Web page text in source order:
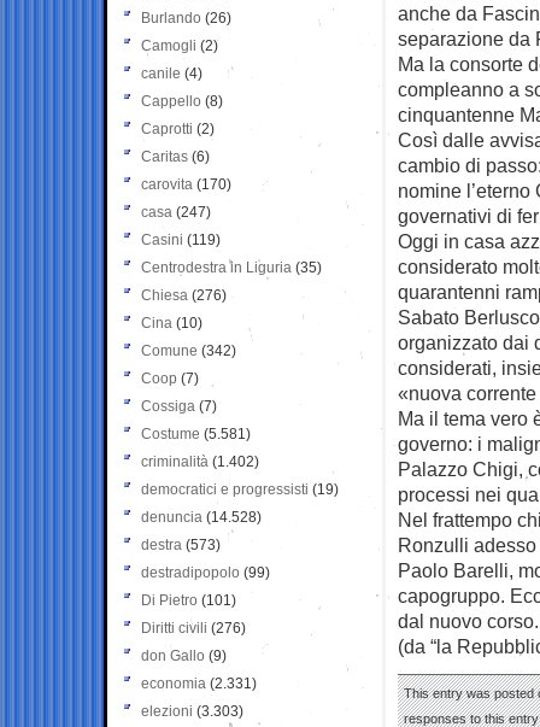
anche da
separazione da
Ma la consorte
compleanno a
cinquantenne
Così dalle
cambio di
nomine
governativi di
Oggi in casa
considerato
quarantenni
Sabato
organizzato dai
considerati,
«nuova
Ma il tema vero
governo: i
Palazzo Chigi,
processi nei
Nel frattempo
Ronzulli
Paolo Barelli,
capogruppo.
dal nuovo corso.
(da “la
This entry was posted
responses to this
Burlando (26)
Camogli (2)
canile (4)
Cappello (8)
Caprotti (2)
Caritas (6)
carovita (170)
casa (247)
Casini (119)
Centrodestra in Liguria (35)
Chiesa (276)
Cina (10)
Comune (342)
Coop (7)
Cossiga (7)
Costume (5.581)
criminalità (1.402)
democratici e progressisti (19)
denuncia (14.528)
destra (573)
destradipopolo (99)
Di Pietro (101)
Diritti civili (276)
don Gallo (9)
economia (2.331)
elezioni (3.303)